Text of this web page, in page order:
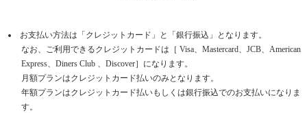
お支払い方法は「クレジットカード」と「銀行振込」となります。
なお、ご利用できるクレジットカードは［ Visa、Mastercard、JCB、American
Express、Diners Club 、Discover］になります。
月額プランはクレジットカード払いのみとなります。
年額プランはクレジットカード払いもしくは銀行振込でのお支払いになりま
す。